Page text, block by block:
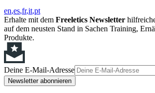
en es fr it pt
Erhalte mit dem Freeletics Newsletter
auf dem neusten Stand in Sachen Training,
Produkte.
Deine E-Mail-Adresse
Newsletter abonnieren